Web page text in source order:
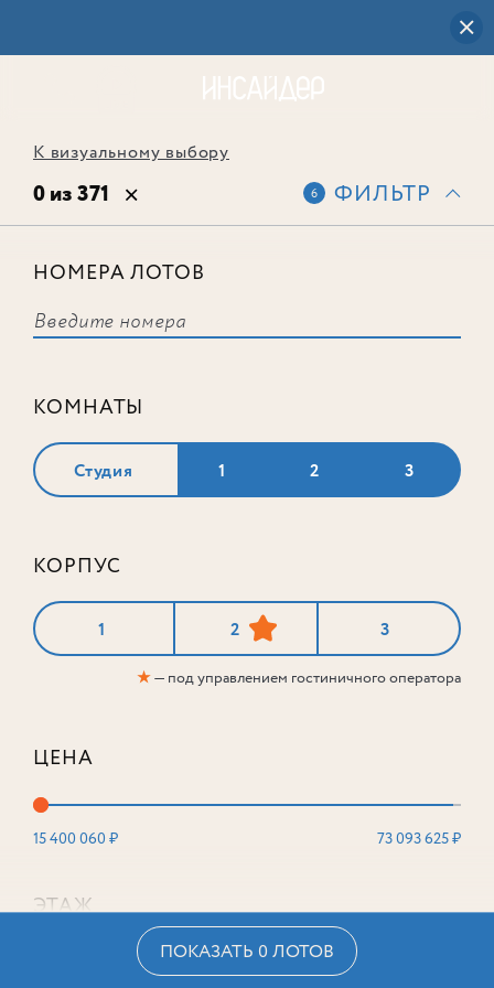
К визуальному выбору
0 из 371 6 ФИЛЬТР
НОМЕРА ЛОТОВ
КОМНАТЫ
Студия 1 2 3
КОРПУС
1 2 3
★— под управлением гостиничного оператора
ЦЕНА
15 400 060 ₽ 73 093 625 ₽
ЭТАЖ
ПОКАЗАТЬ 0 ЛОТОВ
соответствует ни одного лота